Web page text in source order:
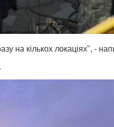
на кількох локаціях", -